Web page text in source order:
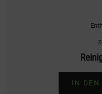
IN DEN